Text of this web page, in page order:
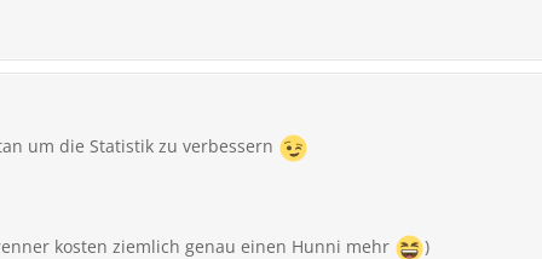
um die Statistik zu verbessern
kosten ziemlich genau einen Hunni mehr )